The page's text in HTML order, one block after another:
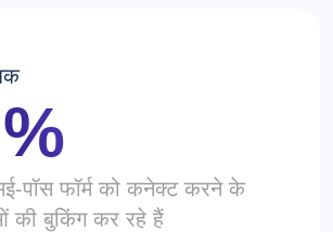
पॉस फॉर्म को कनेक्ट करने के
की बुकिंग कर रहे हैं